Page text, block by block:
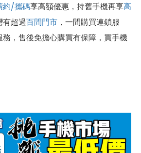
約/攜碼享高額優惠，持舊手機再享高
有超過百間門市 ，一間購買連鎖服
，售後免擔心購買有保障，買手機